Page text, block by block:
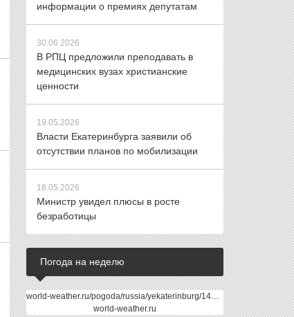
информации о премиях депутатам
30.06.2026
В РПЦ предложили преподавать в
медицинских вузах христианские
ценности
19.05.2026
Власти Екатеринбурга заявили об
отсутствии планов по мобилизации
18.05.2026
Министр увидел плюсы в росте
безработицы
Погода на неделю
world-weather.ru/pogoda/russia/yekaterinburg/14days/
world-weather.ru